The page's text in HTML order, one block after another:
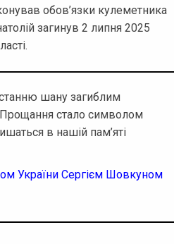
обов’язки кулеметника
загинув 2 липня 2025
шану загиблим
Прощання стало символом
в нашій пам’яті
України Сергієм Шовкуном